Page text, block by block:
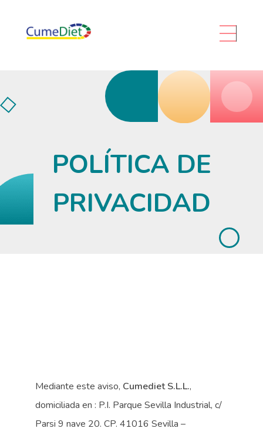
POLÍTICA DE
PRIVACIDAD
Mediante este aviso, Cumediet S.L.L.,
domiciliada en : P.I. Parque Sevilla Industrial, c/
Parsi 9 nave 20. CP. 41016 Sevilla –